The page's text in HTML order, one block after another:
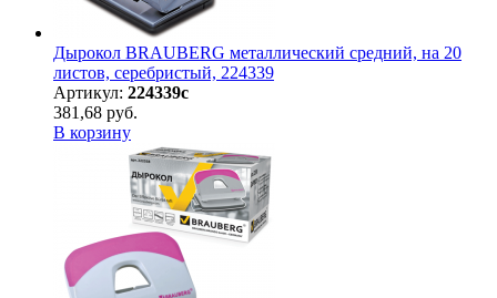
Дырокол BRAUBERG металлический средний, на 20
листов, серебристый, 224339
Артикул: 224339с
381,68 руб.
В корзину